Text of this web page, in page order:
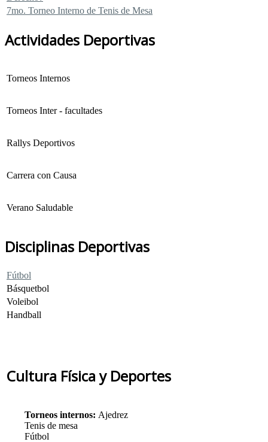
7mo. Torneo Interno de Tenis de Mesa
Actividades Deportivas
Torneos Internos
Torneos Inter - facultades
Rallys Deportivos
Carrera con Causa
Verano Saludable
Disciplinas Deportivas
Fútbol
Básquetbol
Voleibol
Handball
Cultura Física y Deportes
Torneos internos: Ajedrez
Tenis de mesa
Fútbol